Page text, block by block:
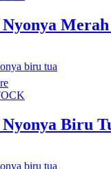
Biru